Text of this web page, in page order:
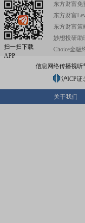
扫一扫下载
APP
东方财富免
东方财富
东方财富策
妙想投研助
Choice金融
信息网络传播视听
沪ICP证:
关于我们